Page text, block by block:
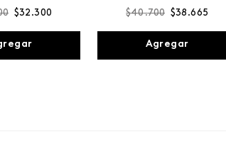
$32 .300 $40.700 $38 .665
Agregar